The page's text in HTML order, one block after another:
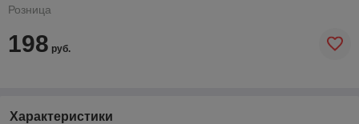
Розница
198 руб.
Характеристики